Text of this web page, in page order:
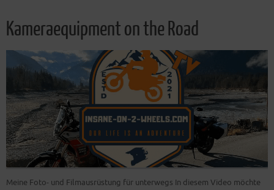
Kameraequipment on the Road
Meine Foto- und Filmausrüstung für unterwegs In diesem Video möchte